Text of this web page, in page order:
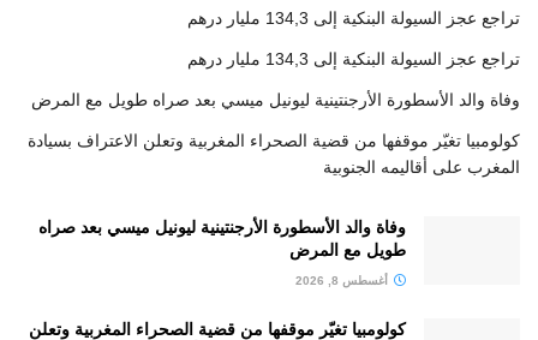
تراجع عجز السيولة البنكية إلى 134,3 مليار درهم
تراجع عجز السيولة البنكية إلى 134,3 مليار درهم
وفاة والد الأسطورة الأرجنتينية ليونيل ميسي بعد صراه طويل مع المرض
كولومبيا تغيّر موقفها من قضية الصحراء المغربية وتعلن الاعتراف بسيادة
المغرب على أقاليمه الجنوبية
وفاة والد الأسطورة الأرجنتينية ليونيل ميسي بعد صراه
طويل مع المرض
أغسطس 8, 2026
كولومبيا تغيّر موقفها من قضية الصحراء المغربية وتعلن